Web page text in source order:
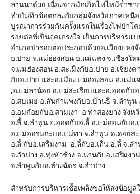
ลานนาด้วย เนื่องจากมักเกิดไฟไหม้ซ้ำซา
ทำบันทึกข้อตกลงกับกลุ่มจังหวัดภาคเหนื
บูรณาการร่วมกันครั้งแรกในเรื่องไฟป่าโ
รอยต่อที่เป็นจุดเกรงใจ เป็นการบริหารแ
อำเภอป่ารอยต่อประกอบด้วยอ.เวียงแหง
อ.ปาย จ.แม่ฮ่องสอน อ.แม่แตง จ.เชียงให
จ.แม่ฮ่องสอน อ.สะเมิงกับอ.ปาย อ.เชียง
กับอ.ปาย และอ.เมือง แม่ฮ่องสอน อ.แม่แ
,อ.แม่ลาน้อย อ.แม่สะเรียบและอ.ฮอดกับ
อ.สบเมย อ.สันกำแพงกับอ.บ้านธิ จ.ลำพู
อ.อมก๋อยกับอ.สามเงา อ.ท่าสองยาง จังห
อ.ลี้ จ.ลำพูน อ.ฮอดกับอ.ลี้ อ.แม่ออนกับอ.
อ.แม่ออรนกะบอ.แม่ทา จ.ลำพูน ด.ดอยสะ
อ.ลี้ กับอ.เสริมงาม อ.ลี้กับอ.เถิน อ.ลี้ จ.ล
จ.ลำปาง อ.ทุ่งหัวช้าง จ.น่านกับอ.เสริมงา
จ.ลำพูนกับอ.ห้างฉัตร จ.ลำปาง
สำหรับการบริหารเชื้อเพลิงขอให้ส่งข้อมู